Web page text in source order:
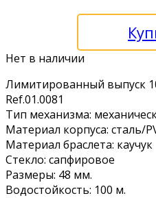
Нет в наличии
Лимитированный выпуск
Ref.01.0081
Тип механизма:
Материал корпуса: сталь/
Материал браслета: каучук
Стекло: сапфировое
Размеры: 48 мм.
Водостойкость: 100 м.